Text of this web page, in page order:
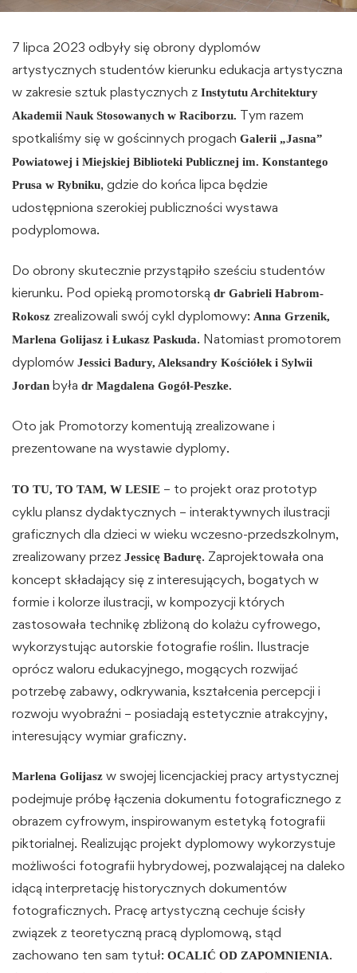
7 lipca 2023 odbyły się obrony dyplomów
artystycznych studentów kierunku edukacja artystyczna
w zakresie sztuk plastycznych z Instytutu Architektury
Akademii Nauk Stosowanych w Raciborzu. Tym razem
spotkaliśmy się w gościnnych progach Galerii „Jasna”
Powiatowej i Miejskiej Biblioteki Publicznej im. Konstantego
Prusa w Rybniku, gdzie do końca lipca będzie
udostępniona szerokiej publiczności wystawa
podyplomowa.
Do obrony skutecznie przystąpiło sześciu studentów
kierunku. Pod opieką promotorską dr Gabrieli Habrom-
Rokosz zrealizowali swój cykl dyplomowy: Anna Grzenik,
Marlena Golijasz i Łukasz Paskuda. Natomiast promotorem
dyplomów Jessici Badury, Aleksandry Kościółek i Sylwii
Jordan była dr Magdalena Gogół-Peszke.
Oto jak Promotorzy komentują zrealizowane i
prezentowane na wystawie dyplomy.
TO TU, TO TAM, W LESIE – to projekt oraz prototyp
cyklu plansz dydaktycznych – interaktywnych ilustracji
graficznych dla dzieci w wieku wczesno-przedszkolnym,
zrealizowany przez Jessicę Badurę. Zaprojektowała ona
koncept składający się z interesujących, bogatych w
formie i kolorze ilustracji, w kompozycji których
zastosowała technikę zbliżoną do kolażu cyfrowego,
wykorzystując autorskie fotografie roślin. Ilustracje
oprócz waloru edukacyjnego, mogących rozwijać
potrzebę zabawy, odkrywania, kształcenia percepcji i
rozwoju wyobraźni – posiadają estetycznie atrakcyjny,
interesujący wymiar graficzny.
Marlena Golijasz w swojej licencjackiej pracy artystycznej
podejmuje próbę łączenia dokumentu fotograficznego z
obrazem cyfrowym, inspirowanym estetyką fotografii
piktorialnej. Realizując projekt dyplomowy wykorzystuje
możliwości fotografii hybrydowej, pozwalającej na daleko
idącą interpretację historycznych dokumentów
fotograficznych. Pracę artystyczną cechuje ścisły
związek z teoretyczną pracą dyplomową, stąd
zachowano ten sam tytuł: OCALIĆ OD ZAPOMNIENIA.